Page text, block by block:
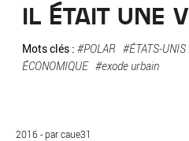
TYPE DE RESSOURCES
MATÉRIAUX
IL ÉTAIT UNE
Mots clés : #POLAR #ÉTATS-
ÉCONOMIQUE #exode urbain
2016 - par caue31